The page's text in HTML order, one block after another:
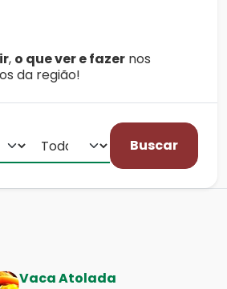
, o que ver e fazer nos
da região!
Buscar
Vaca Atolada